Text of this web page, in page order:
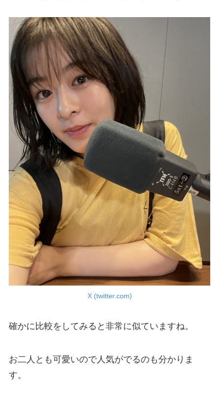
X (twitter.com)
確かに比較をしてみると非常に似ていますね。
お二人とも可愛いので人気がでるのも分かりま
す。